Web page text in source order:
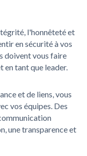
l'honnêteté et
en sécurité à vos
doivent vous faire
en tant que leader.
et de liens, vous
vos équipes. Des
une transparence et